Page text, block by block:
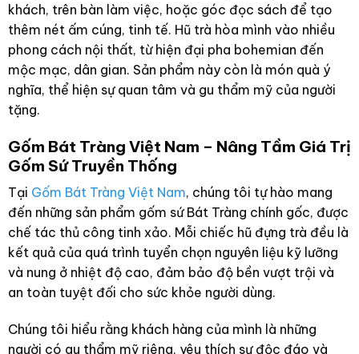
khách, trên bàn làm việc, hoặc góc đọc sách để tạo
thêm nét ấm cúng, tinh tế. Hũ trà hòa mình vào nhiều
phong cách nội thất, từ hiện đại pha bohemian đến
mộc mạc, dân gian. Sản phẩm này còn là món quà ý
nghĩa, thể hiện sự quan tâm và gu thẩm mỹ của người
tặng.
Gốm Bát Tràng Việt Nam – Nâng Tầm Giá Trị
Gốm Sứ Truyền Thống
Tại Gốm Bát Tràng Việt Nam, chúng tôi tự hào mang
đến những sản phẩm gốm sứ Bát Tràng chính gốc, được
chế tác thủ công tinh xảo. Mỗi chiếc hũ đựng trà đều là
kết quả của quá trình tuyển chọn nguyên liệu kỹ lưỡng
và nung ở nhiệt độ cao, đảm bảo độ bền vượt trội và
an toàn tuyệt đối cho sức khỏe người dùng.
Chúng tôi hiểu rằng khách hàng của mình là những
người có gu thẩm mỹ riêng, yêu thích sự độc đáo và